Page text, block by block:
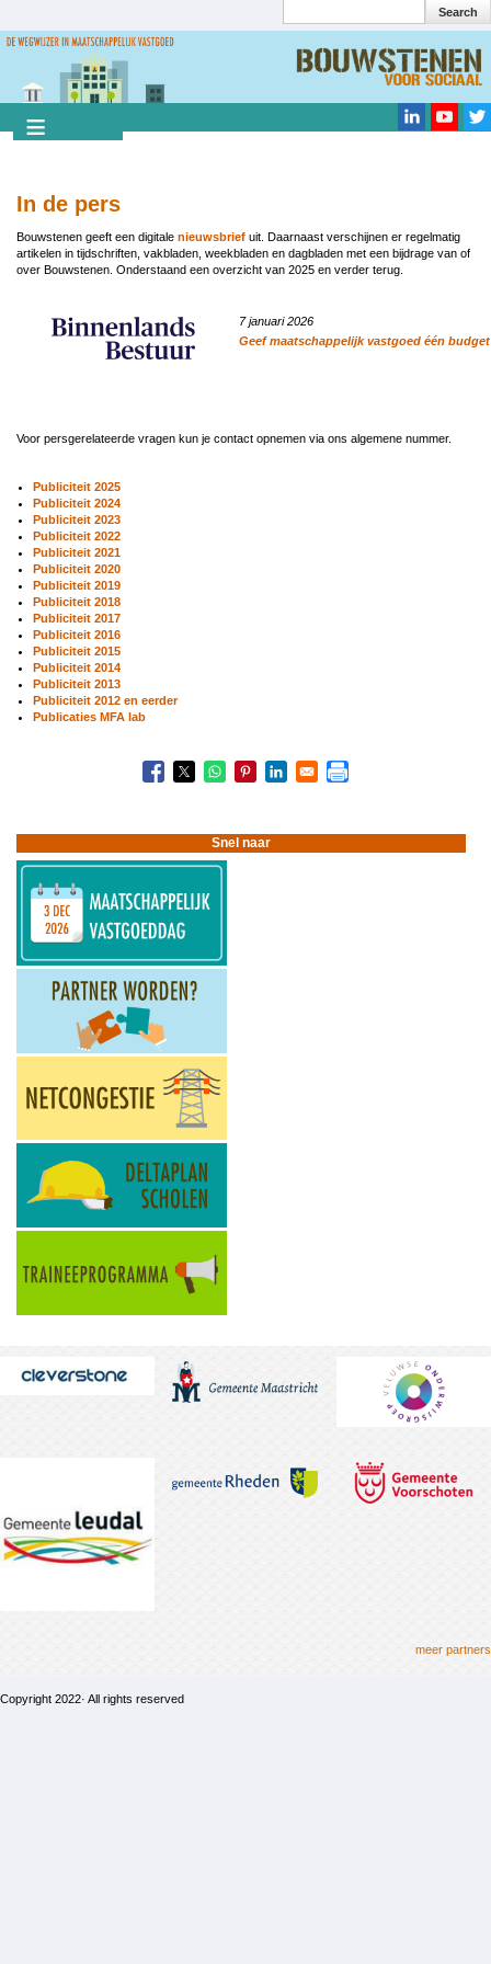
naar
gaan
Search
In de pers
Bouwstenen geeft een digitale nieuwsbrief uit. Daarnaast verschijnen er regelmatig
artikelen in tijdschriften, vakbladen, weekbladen en dagbladen met een bijdrage van of
over Bouwstenen. Onderstaand een overzicht van 2025 en verder terug.
7 januari 2026
Geef maatschappelijk vastgoed één budget
Voor persgerelateerde vragen kun je contact opnemen via ons algemene nummer.
Publiciteit 2025
Publiciteit 2024
Publiciteit 2023
Publiciteit 2022
Publiciteit 2021
Publiciteit 2020
Publiciteit 2019
Publiciteit 2018
Publiciteit 2017
Publiciteit 2016
Publiciteit 2015
Publiciteit 2014
Publiciteit 2013
Publiciteit 2012 en eerder
Publicaties MFA lab
de
pers
Snel naar
meer partners
Copyright 2022· All rights reserved